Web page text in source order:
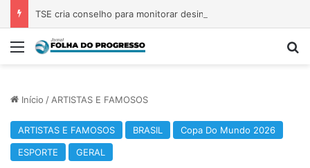
Menu
Início / ARTISTAS E FAMOSOS
ARTISTAS E FAMOSOS BRASIL
Copa Do Mundo 2026
ESPORTE
GERAL